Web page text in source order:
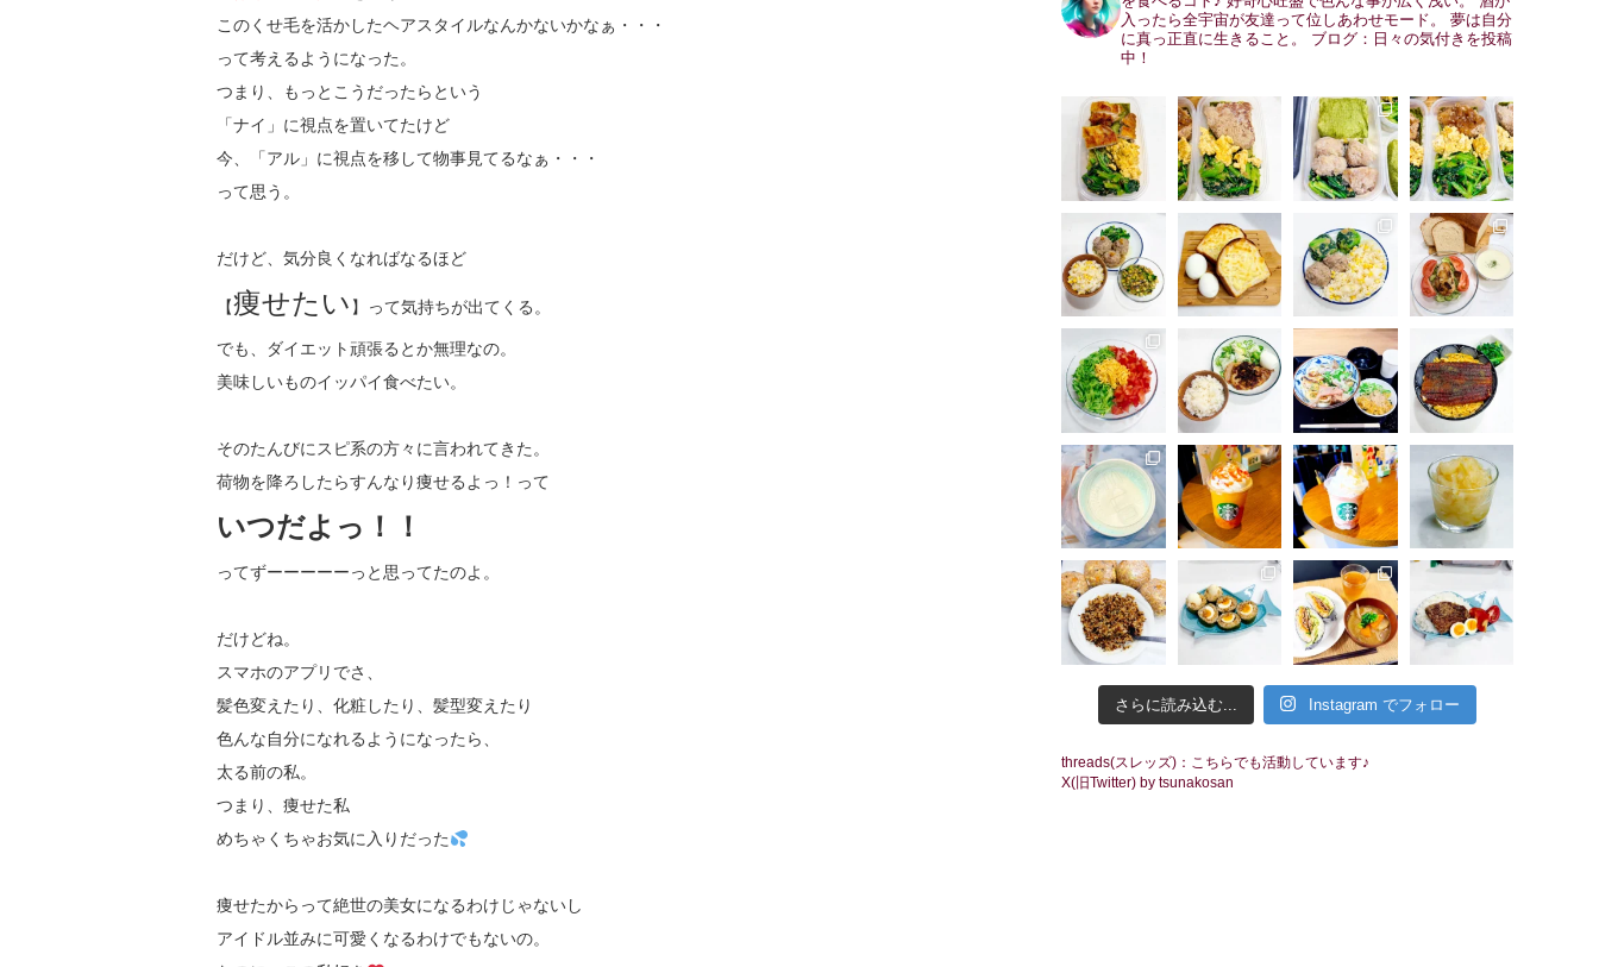
このくせ毛を活かしたヘアスタイルなんかないかなぁ・・・
って考えるようになった。
つまり、もっとこうだったらという
「ナイ」に視点を置いてたけど
今、「アル」に視点を移して物事見てるなぁ・・・
って思う。
だけど、気分良くなればなるほど
【痩せたい 】って気持ちが出てくる。
でも、ダイエット頑張るとか無理なの。
美味しいものイッパイ食べたい。
そのたんびにスピ系の方々に言われてきた。
荷物を降ろしたらすんなり痩せるよっ！って
いつだよっ！！
ってずーーーーーっと思ってたのよ。
だけどね。
スマホのアプリでさ、
髪色変えたり、化粧したり、髪型変えたり
色んな自分になれるようになったら、
太る前の私。
つまり、痩せた私
めちゃくちゃお気に入りだった
痩せたからって絶世の美女になるわけじゃないし
アイドル並みに可愛くなるわけでもないの。
入ったら全宇宙が友達って位しあわせモード。
夢は自分
に真っ正直に生きること。
ブログ：日々の気付きを投稿
中！
さらに読み込む... Instagram でフォロー
threads(スレッズ)：こちらでも活動しています♪
X(旧Twitter) by tsunakosan